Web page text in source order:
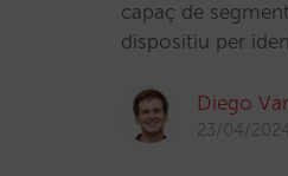
capaç de
dispositiu per
Diego
23/04/